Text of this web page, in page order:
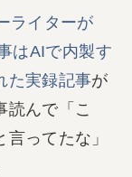
ライターが
はAIで内製す
た実録記事が
読んで「こ
ってたな」